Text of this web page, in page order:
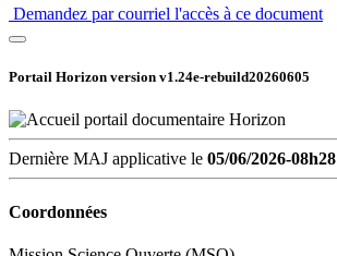
Demandez par courriel l'accès à ce document
Portail Horizon version v1.24e-rebuild20260605
Dernière MAJ applicative le 05/06/2026-08h28
Coordonnées